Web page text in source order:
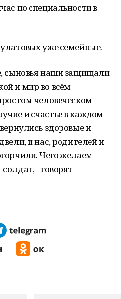
по специальности в
уже семейные.
сыновья наши защищали
и мир во всём
человеческом
и счастье в каждом
здоровые и
и нас, родителей и
Чего желаем
- говорят